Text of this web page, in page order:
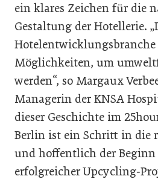
ein klares Zeichen für die
Gestaltung der Hotellerie.
Möglichkeiten, um
werden“, so Margaux
Managerin der KNSA
dieser Geschichte im
Berlin ist ein Schritt in die
und hoffentlich der Beginn
erfolgreicher